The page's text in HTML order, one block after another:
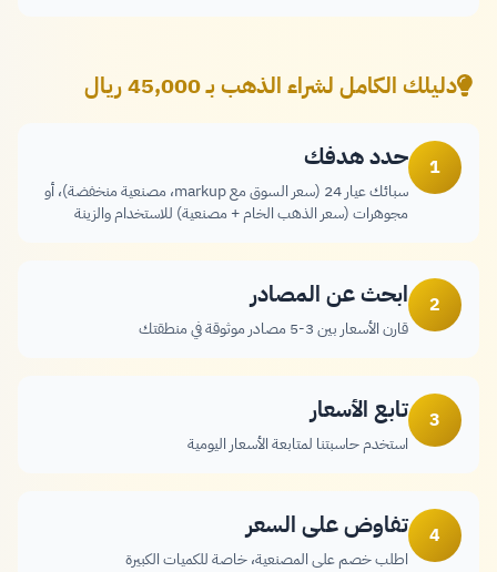
دليلك الكامل لشراء الذهب بـ 45,000 ريال
1 حدد هدفك
سبائك عيار 24 (سعر السوق مع markup، مصنعية منخفضة)، أو
مجوهرات (سعر الذهب الخام + مصنعية) للاستخدام والزينة
2 ابحث عن المصادر
قارن الأسعار بين 3-5 مصادر موثوقة في منطقتك
3 تابع الأسعار
استخدم حاسبتنا لمتابعة الأسعار اليومية
4 تفاوض على السعر
اطلب خصم على المصنعية، خاصة للكميات الكبيرة